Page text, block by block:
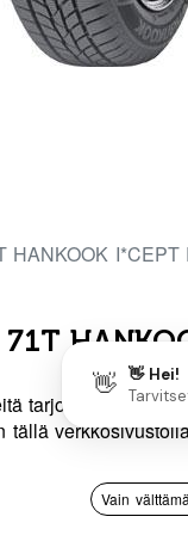
Hinta:
Lisää
HANKOOK I*CEPT
Tuotekoodi:
tarjotaksemme
tällä
Vain